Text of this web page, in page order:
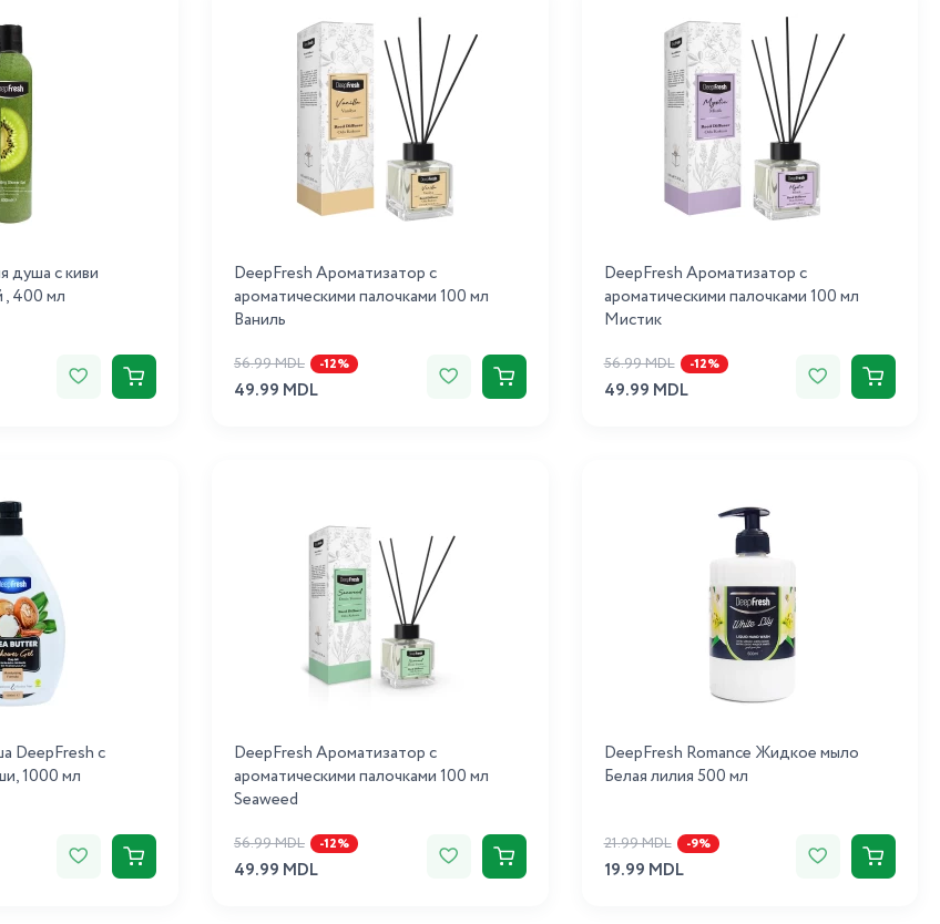
душа с киви
400 мл
DeepFresh Ароматизатор с
ароматическими палочками 100 мл
Ваниль
56.99 MDL -12%
49.99 MDL
DeepFresh Ароматизатор с
ароматическими палочками 100 мл
Мистик
56.99 MDL -12%
49.99 MDL
DeepFresh с
1000 мл
DeepFresh Ароматизатор с
ароматическими палочками 100 мл
Seaweed
56.99 MDL -12%
49.99 MDL
DeepFresh Romance Жидкое мыло
Белая лилия 500 мл
21.99 MDL -9%
19.99 MDL